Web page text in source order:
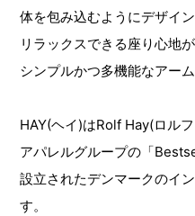
体を包み込むようにデザイ
リラックスできる座り心地
シンプルかつ多機能なアーム
HAY(ヘイ)はRolf Hay(ロル
アパレルグループの「
設立されたデンマークのイ
す。